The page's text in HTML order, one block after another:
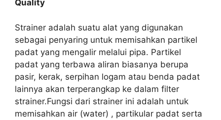
Quality
Strainer adalah suatu alat yang digunakan
sebagai penyaring untuk memisahkan partikel
padat yang mengalir melalui pipa. Partikel
padat yang terbawa aliran biasanya berupa
pasir, kerak, serpihan logam atau benda padat
lainnya akan terperangkap ke dalam filter
strainer.Fungsi dari strainer ini adalah untuk
memisahkan air (water) , partikular padat serta